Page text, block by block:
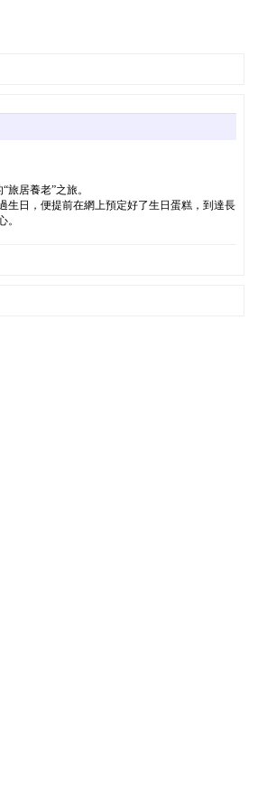
居養老”之旅。
生日，便提前在網上預定好了生日蛋糕，到達長